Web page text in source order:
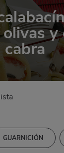
y
cabra
GUARNICIÓN